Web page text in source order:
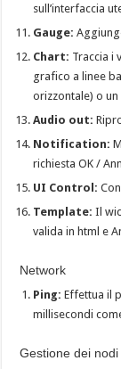
sull’interfaccia
Gauge:
Chart: Traccia i
grafico a linee
orizzontale) o
Audio out:
Notification:
richiesta OK /
UI Control:
Template: Il
valida in html e
Network
Ping: Effettua il
millisecondi
Gestione dei nodi